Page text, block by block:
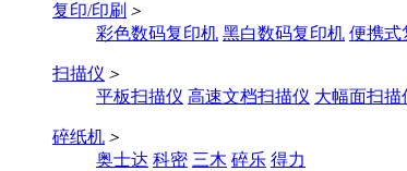
复印/印刷 ＞
彩色数码复印机 黑白数码复印机 便携式
扫描仪 ＞
平板扫描仪 高速文档扫描仪 大幅面扫描
碎纸机 ＞
奥士达 科密 三木 碎乐 得力